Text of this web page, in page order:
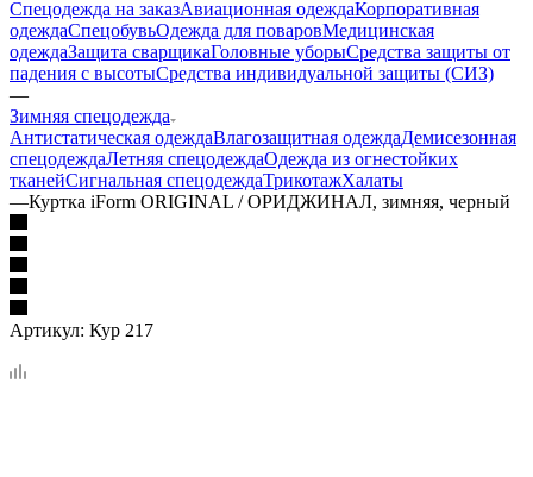
Спецодежда на заказАвиационная одеждаКорпоративная
одеждаСпецобувьОдежда для поваровМедицинская
одеждаЗащита сварщикаГоловные уборыСредства защиты от
падения с высотыСредства индивидуальной защиты (СИЗ)
—
Зимняя спецодежда
Антистатическая одеждаВлагозащитная одеждаДемисезонная
спецодеждаЛетняя спецодеждаОдежда из огнестойких
тканейСигнальная спецодеждаТрикотажХалаты
—Куртка iForm ORIGINAL / ОРИДЖИНАЛ, зимняя, черный
Артикул: Кур 217